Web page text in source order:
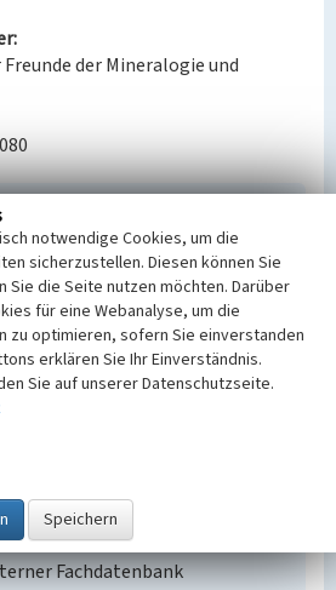
der Mineralogie und
Geologische
Fachdatenbank
notwendige Cookies, um die
sicherzustellen. Diesen können Sie
Sie die Seite nutzen möchten. Darüber
für eine Webanalyse, um die
zu optimieren, sofern Sie einverstanden
erklären Sie Ihr Einverständnis.
Sie auf unserer Datenschutzseite.